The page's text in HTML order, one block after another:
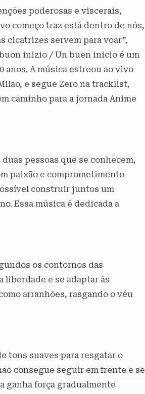
poderosas e viscerais,
começo traz está dentro de nós,
cicatrizes servem para voar”,
buon inizio / Un buen inicio é um
anos. A música estreou ao vivo
e segue Zero na tracklist,
caminho para a jornada Anime
pessoas que se conhecem,
paixão e comprometimento
construir juntos um
Essa música é dedicada a
os contornos das
e se adaptar às
arranhões, rasgando o véu
tons suaves para resgatar o
consegue seguir em frente e se
ganha força gradualmente